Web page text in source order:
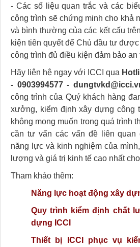
- Các số liệu quan trắc và các
công trình sẽ chứng minh cho khả
và bình thường của các kết cấu
kiện tiên quyết để Chủ đầu tư
công trình đủ điều kiện đảm bảo
Hãy liên hệ ngay với ICCI qua
- 0903994577 -
công trình của Quý khách hàng
xưởng, kiểm định xây dựng công
không mong muốn trong quá trình
cần tư vấn các vấn đề liên
năng lực và kinh nghiệm của
lượng và giá trị kinh tế cao nhất
Tham khảo thêm:
Năng lực hoạt động xây
Quy trình kiểm định chất
dựng ICCI
Thiết bị ICCI phục vụ